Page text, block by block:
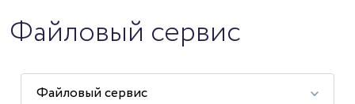
Файловый сервис
Файловый сервис